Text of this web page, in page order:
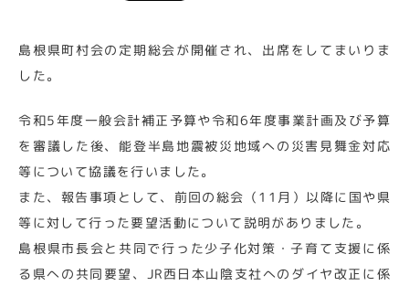
島根県町村会の定期総会が開催され、出席をしてまいりま
した。
令和5年度一般会計補正予算や令和6年度事業計画及び予算
を審議した後、能登半島地震被災地域への災害見舞金対応
等について協議を行いました。
また、報告事項として、前回の総会（11月）以降に国や県
等に対して行った要望活動について説明がありました。
島根県市長会と共同で行った少子化対策・子育て支援に係
る県への共同要望、JR西日本山陰支社へのダイヤ改正に係